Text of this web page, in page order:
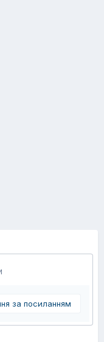
за посиланням